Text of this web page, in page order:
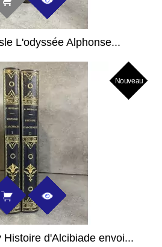
L'odyssée Alphonse...
Nouveau
Histoire d'Alcibiade envoi...